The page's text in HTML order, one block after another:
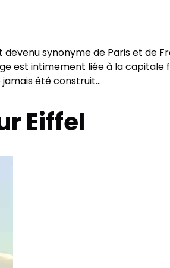
devenu synonyme de Paris et de
est intimement liée à la capitale
jamais été construit…
Eiffel